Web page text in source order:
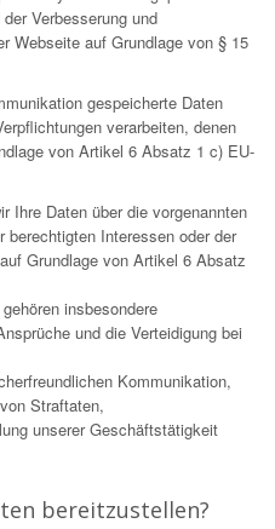
Verbesserung und
Webseite auf Grundlage von § 15
gespeicherte Daten
verarbeiten, denen
von Artikel 6 Absatz 1 c) EU-
Ihre Daten über die vorgenannten
berechtigten Interessen oder der
Grundlage von Artikel 6 Absatz
insbesondere
und die Verteidigung bei
Kommunikation,
Straftaten,
unserer Geschäftstätigkeit
bereitzustellen?